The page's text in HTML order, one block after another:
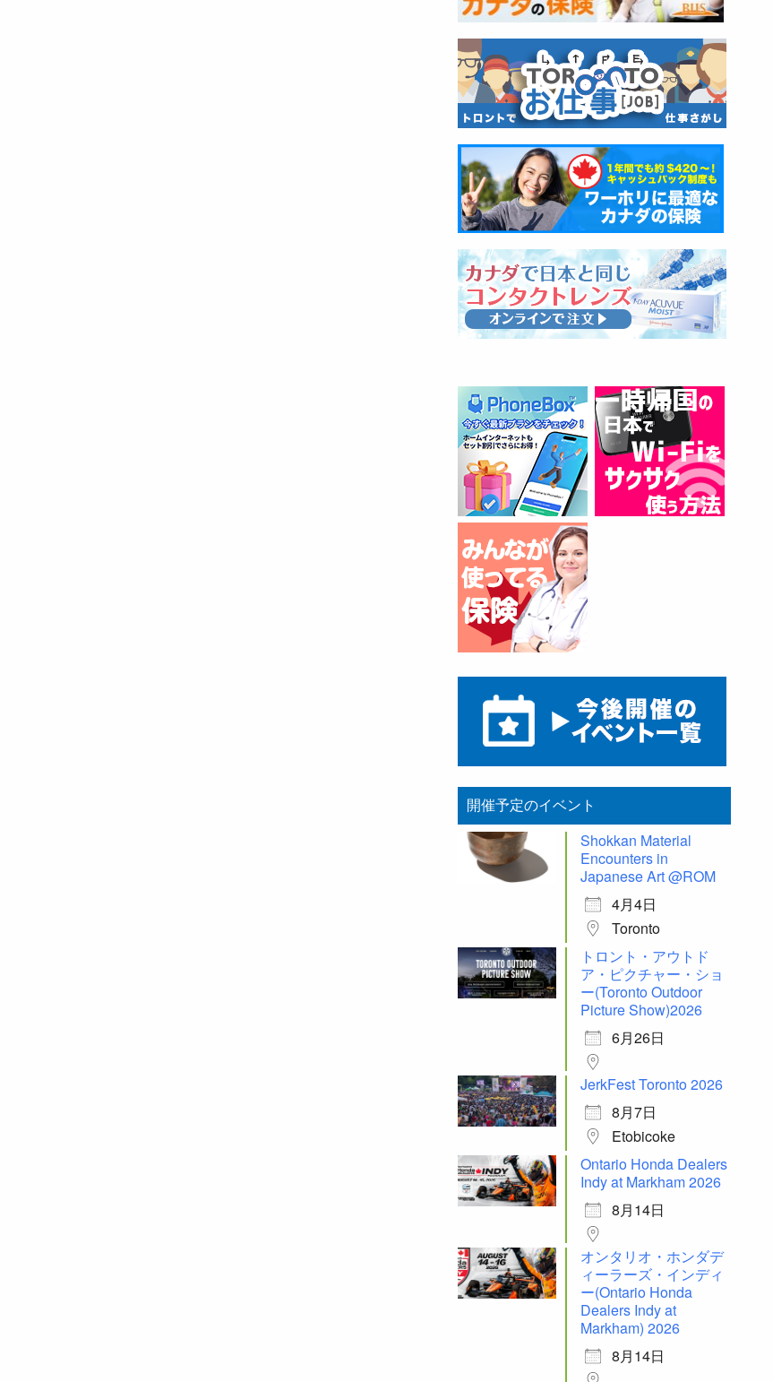
開催予定のイベント
Shokkan Material
Encounters in
Japanese Art @ROM
4月4日
Toronto
トロント・アウトド
ア・ピクチャー・ショ
ー(Toronto Outdoor
Picture Show)2026
6月26日
JerkFest Toronto 2026
8月7日
Etobicoke
Ontario Honda Dealers
Indy at Markham 2026
8月14日
オンタリオ・ホンダデ
ィーラーズ・インディ
ー(Ontario Honda
Dealers Indy at
Markham) 2026
8月14日